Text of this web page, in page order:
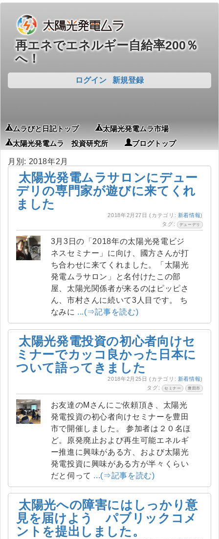
再エネでエネルギー自給率200％
へ！
ログイン 新規登録
ムラびと日記トップ
太陽光発電ムラ市場
太陽光発電ムラ 投資研究所
ブログトップ
月別: 2018年2月
太陽光発電ムラサロンにデュー
デリの専門家が遊びに来てくれ
ました
2018年2月27日 (カテゴリ: 新着情報)
タグ:
デューデリ
3月3日の「2018年の太陽光発電ビジ
ネスセミナー」に向け、國方さんが打
ち合わせに来てくれました。「太陽光
発電ムラサロン」と名付けたこの部
屋、太陽光関係者が来るのはピッピさ
ん、市村さんに続いて3人目です。 ち
なみに ...(⇒記事を読む)
太陽光発電投資の初心者向けセ
ミナーでカッコ良かった日本に
ついて語ってきました
2018年2月25日 (カテゴリ: 新着情報)
タグ:
セミナー 豊田市
お友達のMさんにご依頼頂き、太陽光
発電投資の初心者向けセミナーを豊田
市で開催しました。 参加者は２０名ほ
ど。原発廃止および再生可能エネルギ
ー推進に興味がある方、および太陽光
発電投資に興味がある方が半々くらい
だと伺って ...(⇒記事を読む)
太陽光への障害にはしっかり意
見を届けよう パブリックコメ
ントを提出しました。